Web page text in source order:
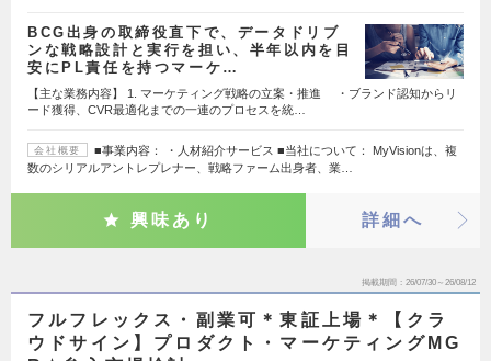
BCG出身の取締役直下で、データドリブ
ンな戦略設計と実行を担い、半年以内を目
安にPL責任を持つマーケ…
【主な業務内容】 1. マーケティング戦略の立案・推進 ・ブランド認知からリ
ード獲得、CVR最適化までの一連のプロセスを統…
会社概要
■事業内容： ・人材紹介サービス ■当社について： MyVisionは、複
数のシリアルアントレプレナー、戦略ファーム出身者、業…
興味あり 詳細へ
掲載期間 26/07/30～26/08/12
フルフレックス・副業可＊東証上場＊【クラ
ウドサイン】プロダクト・マーケティングMG